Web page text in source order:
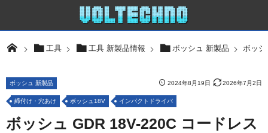
工具 工具 新製品情報 ボッシュ 新製品 ボッ
2024年8月19日 2026年7月2日
ボッシュ 新製品
締付け・穴あけ ボッシュ18V インパクトドライバ
ボッシュ GDR 18V-220C コードレス